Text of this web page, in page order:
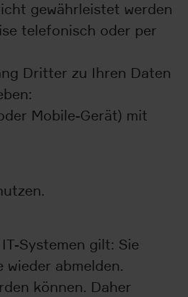
gewährleistet werden
telefonisch oder per
Dritter zu Ihren Daten
Mobile-Gerät) mit
Systemen gilt: Sie
abmelden.
können. Daher